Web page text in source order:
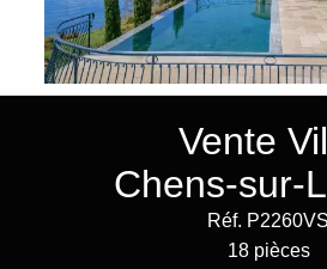
Vente
Chens-sur-
Réf. P2260VS
18 pièces